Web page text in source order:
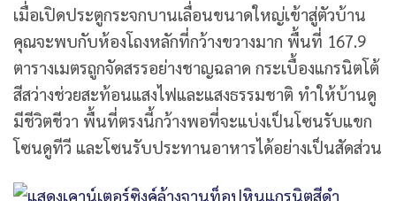
เมื่อเปิดประตูกระจกบานเลื่อนขนาดใหญ่เข้าสู่ตัวบ้าน
คุณจะพบกับห้องโถงหลักที่กว้างขวางมาก พื้นที่ 167.9
ตารางเมตรถูกจัดสรรอย่างชาญฉลาด กระเบื้องแกรนิตโต้
สีสว่างช่วยสะท้อนแสงไฟและแสงธรรมชาติ ทำให้บ้านดู
มีชีวิตชีวา พื้นที่ตรงนี้กว้างพอที่จะแบ่งเป็นโซนรับแขก
โซนดูทีวี และโซนรับประทานอาหารได้อย่างเป็นสัดส่วน